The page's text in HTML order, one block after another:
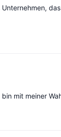
mit meiner